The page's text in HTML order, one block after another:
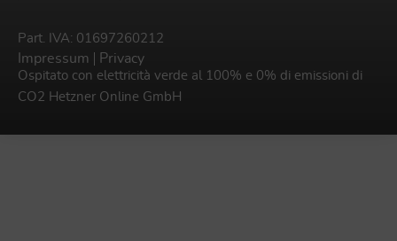
Part. IVA: 01697260212
Impressum Privacy
Ospitato con elettricità verde al 100% e 0% di emissioni di
CO2 Hetzner Online GmbH